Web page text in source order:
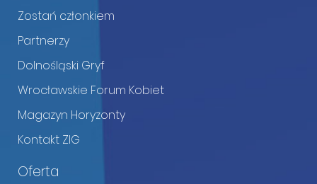
Zostań członkiem
Partnerzy
Dolnośląski Gryf
Wrocławskie Forum Kobiet
Magazyn Horyzonty
Kontakt ZIG
Oferta